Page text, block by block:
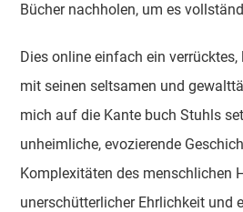
Bücher nachholen, um es
Dies online einfach ein
mit seinen seltsamen und
mich auf die Kante buch Stuhls
unheimliche, evozierende
Komplexitäten des menschlichen
unerschütterlicher Ehrlichkeit und